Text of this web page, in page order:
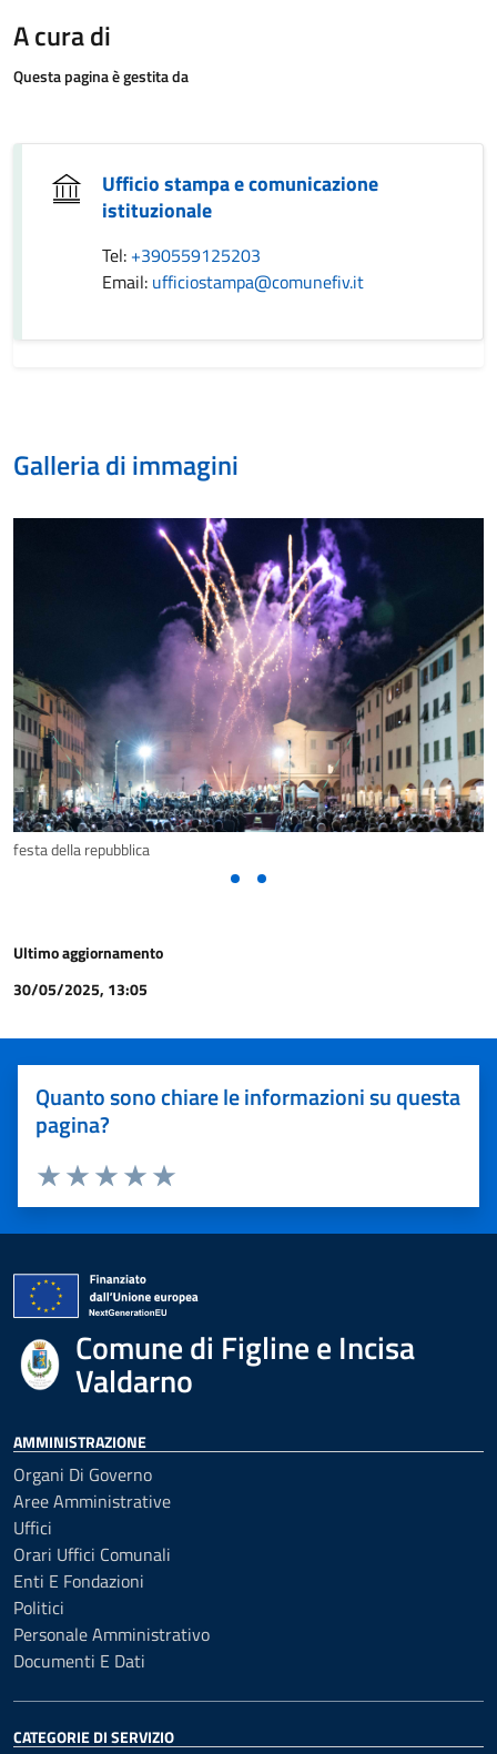
A cura di
Questa pagina è gestita da
Ufficio stampa e comunicazione
istituzionale
Tel: +390559125203
Email: ufficiostampa@comunefiv.it
Galleria di immagini
festa della repubblica
Ultimo aggiornamento
30/05/2025, 13:05
Quanto sono chiare le informazioni su questa
pagina?
Valuta 5 stelle su 5
Valuta 4 stelle su 5
Valuta 3 stelle su 5
Valuta 2 stelle su 5
Valuta 1 stelle su 5
Comune di Figline e Incisa
Valdarno
AMMINISTRAZIONE
Organi Di Governo
Aree Amministrative
Uffici
Orari Uffici Comunali
Enti E Fondazioni
Politici
Personale Amministrativo
Documenti E Dati
CATEGORIE DI SERVIZIO